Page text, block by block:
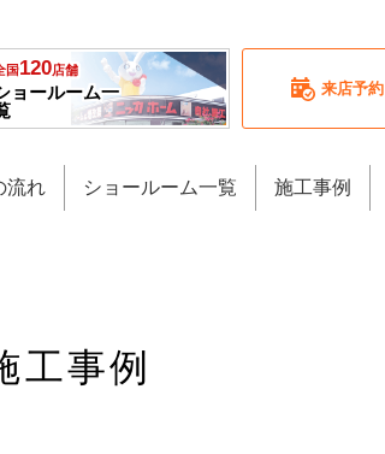
国120店舗
ョールーム一
来店予約
流れ ショールーム一覧 施工事例
工事例